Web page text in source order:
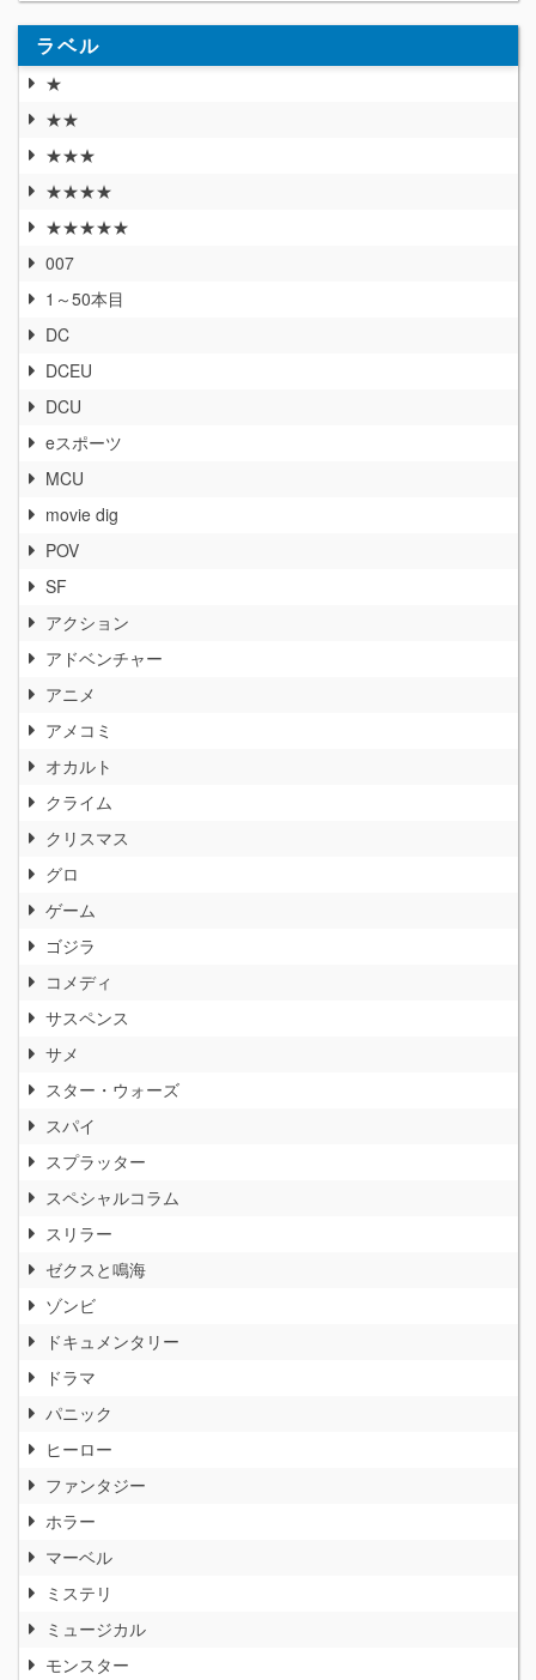
ラベル
★
★★
★★★
★★★★
★★★★★
007
1～50本目
DC
DCEU
DCU
eスポーツ
MCU
movie dig
POV
SF
アクション
アドベンチャー
アニメ
アメコミ
オカルト
クライム
クリスマス
グロ
ゲーム
ゴジラ
コメディ
サスペンス
サメ
スター・ウォーズ
スパイ
スプラッター
スペシャルコラム
スリラー
ゼクスと鳴海
ゾンビ
ドキュメンタリー
ドラマ
パニック
ヒーロー
ファンタジー
ホラー
マーベル
ミステリ
ミュージカル
モンスター